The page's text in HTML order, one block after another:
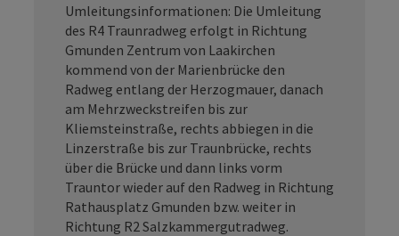
Umleitungsinformationen: Die Umleitung
des R4 Traunradweg erfolgt in Richtung
Gmunden Zentrum von Laakirchen
kommend von der Marienbrücke den
Radweg entlang der Herzogmauer, danach
am Mehrzweckstreifen bis zur
Kliemsteinstraße, rechts abbiegen in die
Linzerstraße bis zur Traunbrücke, rechts
über die Brücke und dann links vorm
Trauntor wieder auf den Radweg in Richtung
Rathausplatz Gmunden bzw. weiter in
Richtung R2 Salzkammergutradweg.